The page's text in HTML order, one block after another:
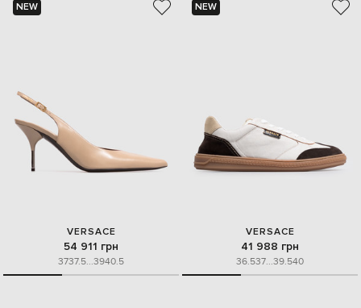
NEW
VERSACE
54 911 грн
3737.5...3940.5
NEW
VERSACE
41 988 грн
36.537...39.540